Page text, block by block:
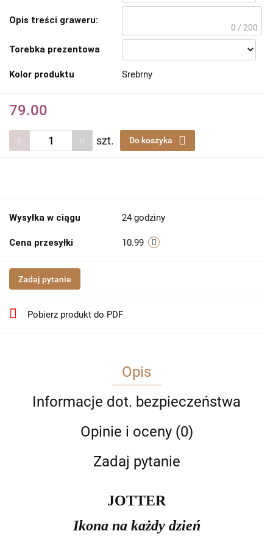
Opis treści graweru:
0 / 200
Torebka prezentowa
Kolor produktu Srebrny
79.00
szt. Do koszyka
Wysyłka w ciągu 24 godziny
Cena przesyłki 10.99
Zadaj pytanie
Pobierz produkt do PDF
Opis
Informacje dot. bezpieczeństwa
Opinie i oceny (0)
Zadaj pytanie
JOTTER
Ikona na każdy dzień